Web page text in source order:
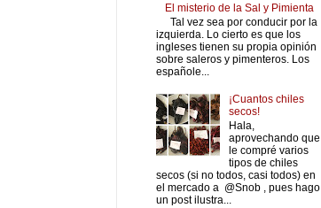
El misterio de la Sal y Pimienta
Tal vez sea por conducir por la
izquierda. Lo cierto es que los
ingleses tienen su propia opinión
sobre saleros y pimenteros. Los
españole...
¡Cuantos chiles
secos!
Hala,
aprovechando que
le compré varios
tipos de chiles
secos (si no todos, casi todos) en
el mercado a @Snob , pues hago
un post ilustra...